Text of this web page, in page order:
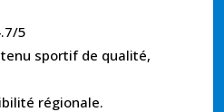
5
sportif de qualité,
régionale.